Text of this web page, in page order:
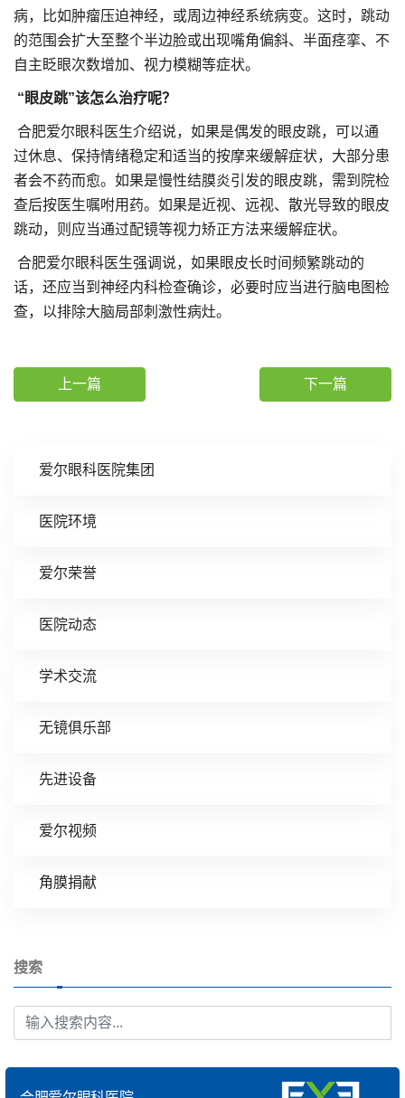
爱尔眼科医院集团
医院环境
爱尔荣誉
医院动态
学术交流
无镜俱乐部
先进设备
爱尔视频
角膜捐献
搜索
病，比如肿瘤压迫神经，或周边神经系统病变。这时，跳动
的范围会扩大至整个半边脸或出现嘴角偏斜、半面痉挛、不
自主眨眼次数增加、视力模糊等症状。
“眼皮跳”该怎么治疗呢？
合肥爱尔眼科医生介绍说，如果是偶发的眼皮跳，可以通
过休息、保持情绪稳定和适当的按摩来缓解症状，大部分患
者会不药而愈。如果是慢性结膜炎引发的眼皮跳，需到院检
查后按医生嘱咐用药。如果是近视、远视、散光导致的眼皮
跳动，则应当通过配镜等视力矫正方法来缓解症状。
合肥爱尔眼科医生强调说，如果眼皮长时间频繁跳动的
话，还应当到神经内科检查确诊，必要时应当进行脑电图检
查，以排除大脑局部刺激性病灶。
上一篇 下一篇